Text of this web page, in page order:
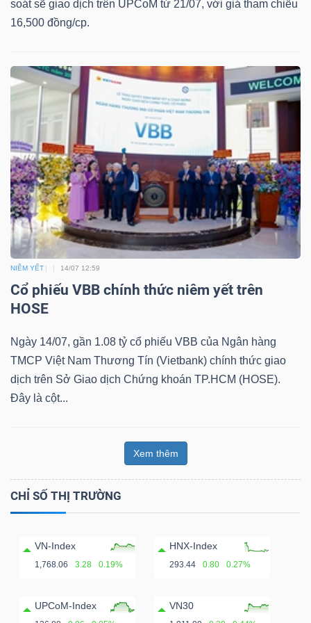
soát sẽ giao dịch trên UPCoM từ 21/07, với giá tham chiếu
16,500 đồng/cp.
NIÊM YẾT 14/07 12:59
Cổ phiếu VBB chính thức niêm yết trên
HOSE
Ngày 14/07, gần 1.08 tỷ cổ phiếu VBB của Ngân hàng
TMCP Việt Nam Thương Tín (Vietbank) chính thức giao
dịch trên Sở Giao dịch Chứng khoán TP.HCM (HOSE).
Đây là cột...
Xem thêm
CHỈ SỐ THỊ TRƯỜNG
VN-Index
1,768.06 3.28 0.19%
HNX-Index
293.44 0.80 0.27%
UPCoM-Index VN30
Công
đầu
tư
Truyền
thông
tài
chính
Dữ
liệu